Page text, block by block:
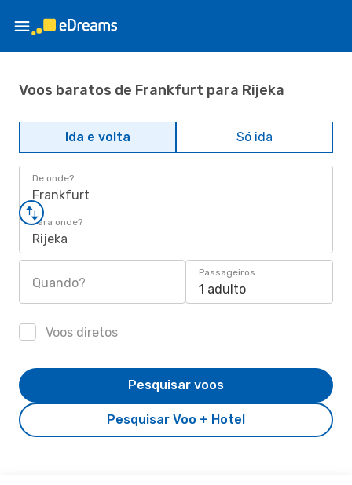
Voos baratos de Frankfurt para Rijeka
Ida e volta Só ida
De onde?
Frankfurt
Para onde?
Rijeka
Quando?
Passageiros
1 adulto
Voos diretos
Pesquisar Voo + Hotel
Pesquisar voos